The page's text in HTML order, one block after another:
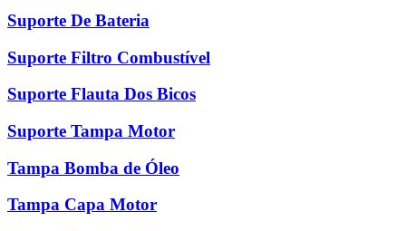
Suporte De Bateria
Suporte Filtro Combustível
Suporte Flauta Dos Bicos
Suporte Tampa Motor
Tampa Bomba de Óleo
Tampa Capa Motor